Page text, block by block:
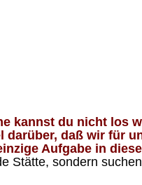
kannst du nicht los
darüber, daß wir für
Aufgabe in
Stätte, sondern